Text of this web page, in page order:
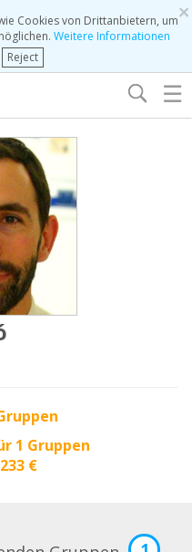
×
Cookies von Drittanbietern, um
Weitere Informationen
Reject
☰
1 Gruppen
233 €